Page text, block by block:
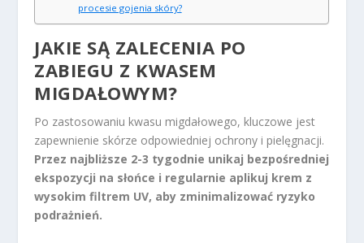
procesie gojenia skóry?
JAKIE SĄ ZALECENIA PO
ZABIEGU Z KWASEM
MIGDAŁOWYM?
Po zastosowaniu kwasu migdałowego, kluczowe jest
zapewnienie skórze odpowiedniej ochrony i pielęgnacji.
Przez najbliższe 2-3 tygodnie unikaj bezpośredniej
ekspozycji na słońce i regularnie aplikuj krem z
wysokim filtrem UV, aby zminimalizować ryzyko
podrażnień.